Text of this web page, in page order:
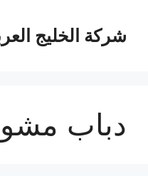
المحتوىشركة الخليج
دباب